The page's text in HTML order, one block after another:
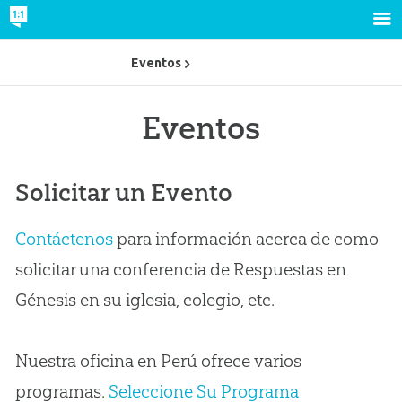
Eventos
Solicitar un Evento
Contáctenospara información acerca de como
solicitar una conferencia de Respuestas en
Génesis en su iglesia, colegio, etc.
Nuestra oficina en Perú ofrece varios
programas. Seleccione Su Programa
Eventos